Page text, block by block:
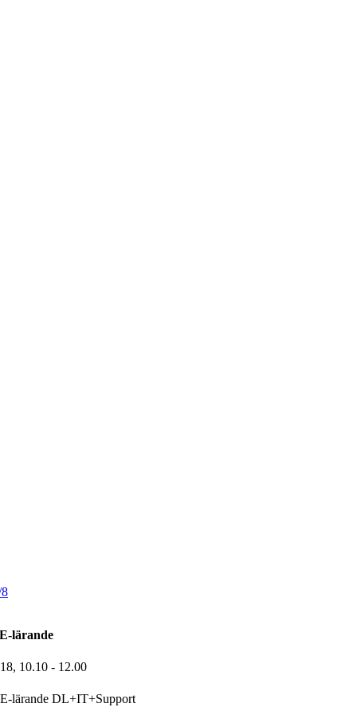
lärande
10.10 - 12.00
E-lärande DL+IT+Support